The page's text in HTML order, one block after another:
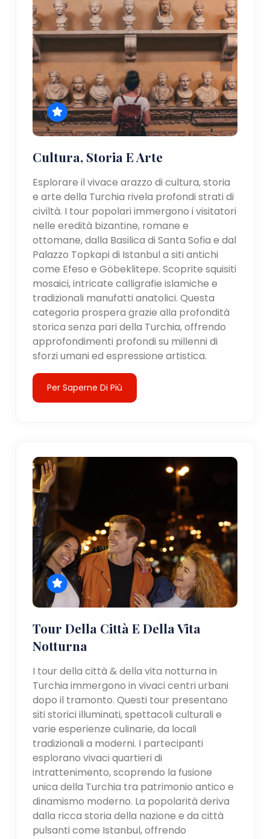
Cultura, Storia E Arte
Esplorare il vivace arazzo di cultura, storia
e arte della Turchia rivela profondi strati di
civiltà. I tour popolari immergono i visitatori
nelle eredità bizantine, romane e
ottomane, dalla Basilica di Santa Sofia e dal
Palazzo Topkapi di Istanbul a siti antichi
come Efeso e Göbeklitepe. Scoprite squisiti
mosaici, intricate calligrafie islamiche e
tradizionali manufatti anatolici. Questa
categoria prospera grazie alla profondità
storica senza pari della Turchia, offrendo
approfondimenti profondi su millenni di
sforzi umani ed espressione artistica.
Per Saperne Di Più
Tour Della Città E Della Vita
Notturna
I tour della città & della vita notturna in
Turchia immergono in vivaci centri urbani
dopo il tramonto. Questi tour presentano
siti storici illuminati, spettacoli culturali e
varie esperienze culinarie, da locali
tradizionali a moderni. I partecipanti
esplorano vivaci quartieri di
intrattenimento, scoprendo la fusione
unica della Turchia tra patrimonio antico e
dinamismo moderno. La popolarità deriva
dalla ricca storia della nazione e da città
pulsanti come Istanbul, offrendo